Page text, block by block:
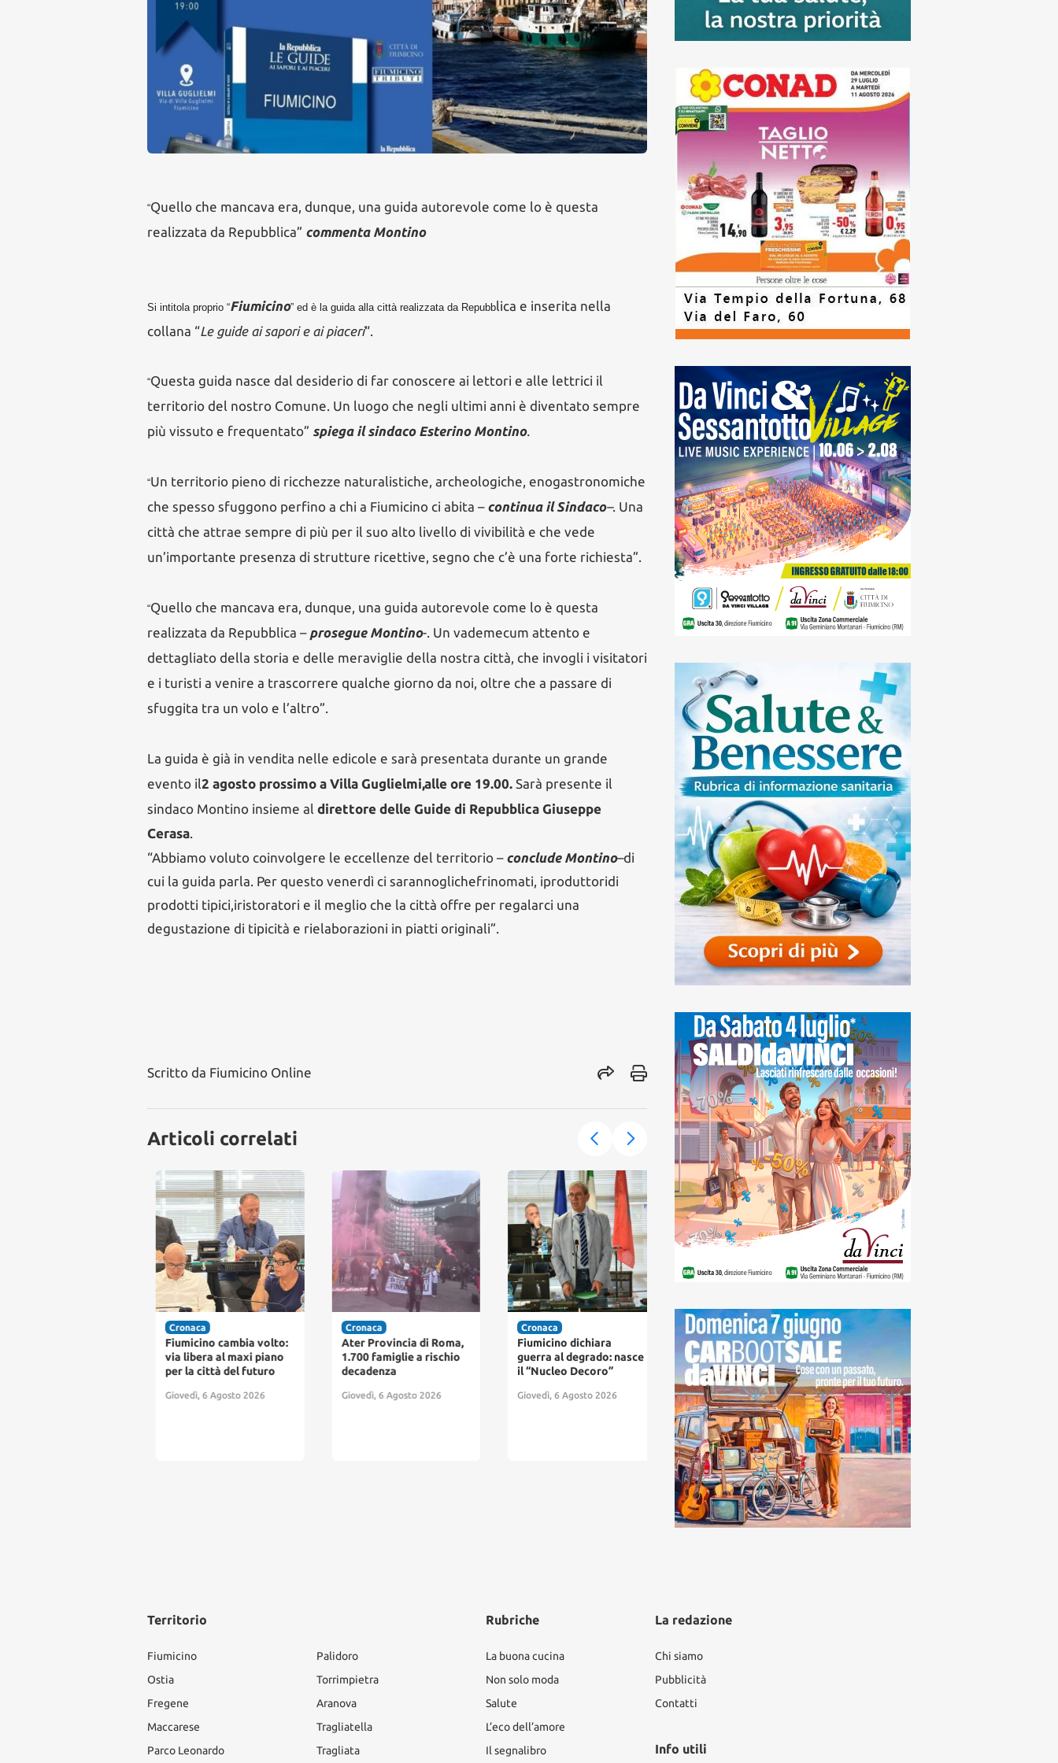
“Quello che mancava era, dunque, una guida autorevole come lo è questa
realizzata da Repubblica” commenta Montino
Si intitola proprio “Fiumicino” ed è la guida alla città realizzata da Repubblica e inserita nella
collana “Le guide ai sapori e ai piaceri“.
“Questa guida nasce dal desiderio di far conoscere ai lettori e alle lettrici il
territorio del nostro Comune. Un luogo che negli ultimi anni è diventato sempre
più vissuto e frequentato” spiega il sindaco Esterino Montino.
“Un territorio pieno di ricchezze naturalistiche, archeologiche, enogastronomiche
che spesso sfuggono perfino a chi a Fiumicino ci abita – continua il Sindaco–. Una
città che attrae sempre di più per il suo alto livello di vivibilità e che vede
un’importante presenza di strutture ricettive, segno che c’è una forte richiesta”.
“Quello che mancava era, dunque, una guida autorevole come lo è questa
realizzata da Repubblica – prosegue Montino-. Un vademecum attento e
dettagliato della storia e delle meraviglie della nostra città, che invogli i visitatori
e i turisti a venire a trascorrere qualche giorno da noi, oltre che a passare di
sfuggita tra un volo e l’altro”.
La guida è già in vendita nelle edicole e sarà presentata durante un grande
evento il2 agosto prossimo a Villa Guglielmi,alle ore 19.00. Sarà presente il
sindaco Montino insieme al direttore delle Guide di Repubblica Giuseppe
Cerasa.
“Abbiamo voluto coinvolgere le eccellenze del territorio – conclude Montino–di
cui la guida parla. Per questo venerdì ci sarannoglichefrinomati, iproduttoridi
prodotti tipici,iristoratori e il meglio che la città offre per regalarci una
degustazione di tipicità e rielaborazioni in piatti originali”.
Scritto da Fiumicino Online
Articoli correlati
Cronaca
Fiumicino cambia volto:
via libera al maxi piano
per la città del futuro
Giovedì, 6 Agosto 2026
Cronaca
Ater Provincia di Roma,
1.700 famiglie a rischio
decadenza
Giovedì, 6 Agosto 2026
Cronaca
Fiumicino dichiara
guerra al degrado: nasce
il “Nucleo Decoro”
Giovedì, 6 Agosto 2026
Cronaca
Fiumicino, sosta a
pagamento a regime: in
arrivo sette nuovi
parcometri e
abbonamenti per
residenti e pendolari
Giovedì, 6 Agosto 2026
Territorio
Fiumicino
Ostia
Fregene
Maccarese
Parco Leonardo
Palidoro
Torrimpietra
Aranova
Tragliatella
Tragliata
Rubriche
La buona cucina
Non solo moda
Salute
L’eco dell’amore
Il segnalibro
La redazione
Chi siamo
Pubblicità
Contatti
Info utili